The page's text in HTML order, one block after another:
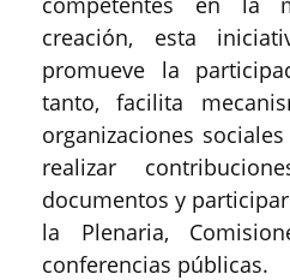
creación, esta
promueve la
tanto, facilita
organizaciones
realizar
documentos y
la Plenaria,
conferencias públicas.